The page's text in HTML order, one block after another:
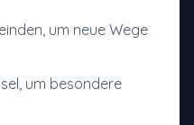
um neue Wege
um besondere